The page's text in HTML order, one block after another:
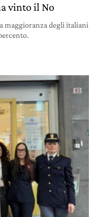
vinto il No
maggioranza degli italiani